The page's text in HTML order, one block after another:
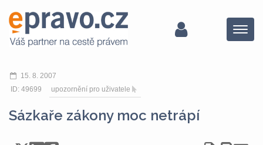
Menu
15. 8. 2007
ID: 49699
upozornění pro uživatele
Sázkaře zákony moc netrápí